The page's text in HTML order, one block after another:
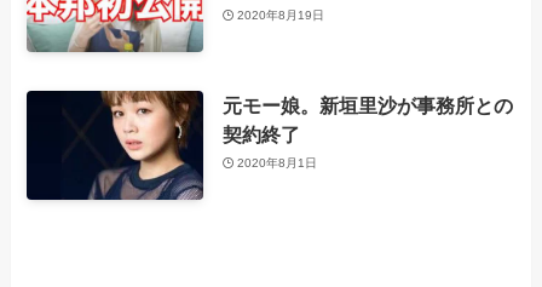
2020年8月19日
元モー娘。新垣里沙が事務所との
契約終了
2020年8月1日